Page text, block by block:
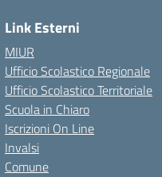
Link Esterni
MIUR
Ufficio Scolastico Regionale
Ufficio Scolastico Territoriale
Scuola in Chiaro
Iscrizioni On Line
Invalsi
Comune